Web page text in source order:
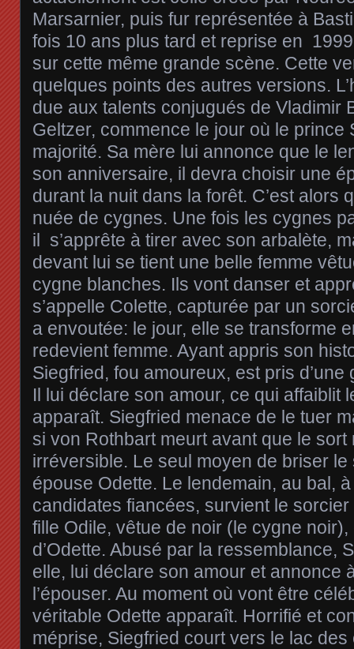
Marsarnier, puis fur représentée à
fois 10 ans plus tard et reprise en
sur cette même grande scène. Cette
quelques points des autres versions.
due aux talents conjugués de Vladimir
Geltzer, commence le jour où le prince
majorité. Sa mère lui annonce que le
son anniversaire, il devra choisir une
durant la nuit dans la forêt. C’est alors
nuée de cygnes. Une fois les cygnes
il s’apprête à tirer avec son arbalète,
devant lui se tient une belle femme
cygne blanches. Ils vont danser et
s’appelle Colette, capturée par un
a envoutée: le jour, elle se transforme
redevient femme. Ayant appris son
Siegfried, fou amoureux, est pris
Il lui déclare son amour, ce qui affaiblit
apparaît. Siegfried menace de le tuer
si von Rothbart meurt avant que le
irréversible. Le seul moyen de briser
épouse Odette. Le lendemain, au bal,
candidates fiancées, survient le
fille Odile, vêtue de noir (le cygne
d’Odette. Abusé par la ressemblance,
elle, lui déclare son amour et annonce
l’épouser. Au moment où vont être
véritable Odette apparaît. Horrifié et
méprise, Siegfried court vers le lac des